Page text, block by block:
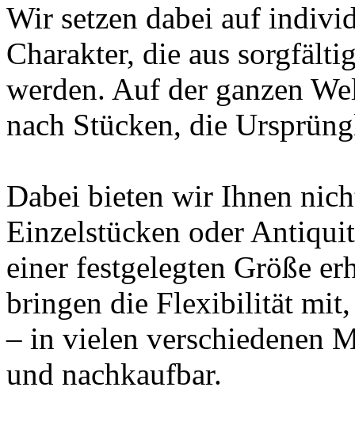
Wir setzen dabei auf
Charakter, die aus
werden. Auf der ganzen
nach Stücken, die
Dabei bieten wir Ihnen
Einzelstücken oder
einer festgelegten Größe
bringen die Flexibilität mit,
– in vielen verschiedenen
und nachkaufbar.